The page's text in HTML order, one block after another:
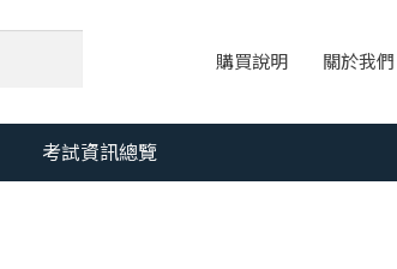
購買說明 關於我們
考試資訊總覽